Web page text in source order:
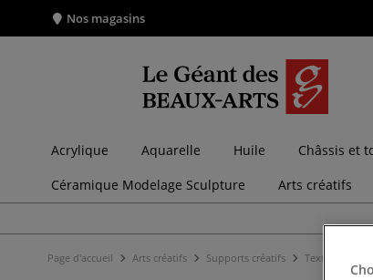
Nos magasins
Acrylique Aquarelle Huile Châssis et
Céramique Modelage Sculpture
Arts créatifs
Page d'accueil Arts créatifs Supports créatifs Textiles